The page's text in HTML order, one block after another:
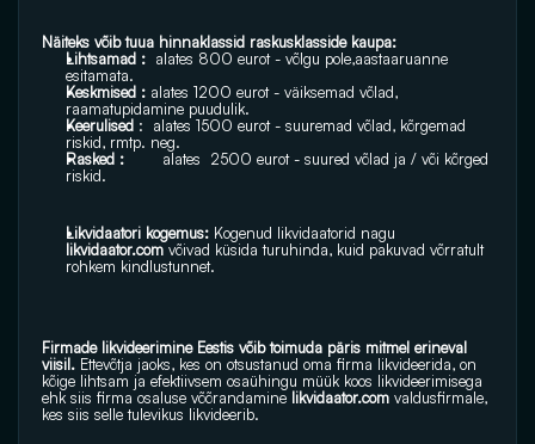
Näiteks võib tuua hinnaklassid raskusklasside kaupa:
Lihtsamad : alates 800 eurot - võlgu pole,aastaaruanne
esitamata.
Keskmised : alates 1200 eurot - väiksemad võlad,
raamatupidamine puudulik.
Keerulised :  alates 1500 eurot - suuremad võlad, kõrgemad
riskid, rmtp. neg.
Rasked :
alates  2500 eurot - suured võlad ja / või kõrged
riskid.
Likvidaatori kogemus:
likvidaator.com võivad küsida turuhinda, kuid pakuvad võrratult
rohkem kindlustunnet.
Firmade likvideerimine Eestis võib toimuda päris mitmel erineval
viisil. Ettevõtja jaoks, kes on otsustanud oma firma likvideerida, on
kõige lihtsam ja efektiivsem osaühingu müük koos likvideerimisega
ehk siis firma osaluse võõrandamine likvidaator.com valdusfirmale,
kes siis selle tulevikus likvideerib.